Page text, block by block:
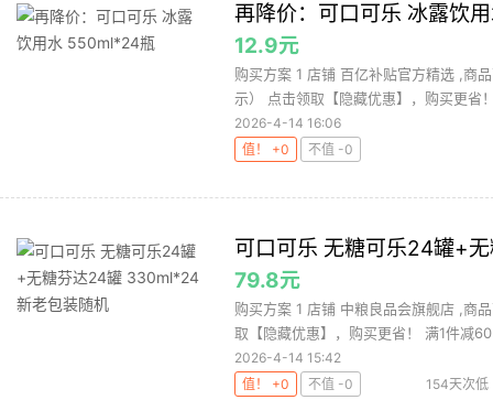
再降价：可口可乐 冰露饮
12.9元
购买方案 1 店铺 百亿补贴官方精选 ,商
示） 点击领取【隐藏优惠】，购买更省
2026-4-14 16:06
值！ +0
不值 -0
可口可乐 无糖可乐24罐+
79.8元
购买方案 1 店铺 中粮良品会旗舰店 ,商
取【隐藏优惠】，购买更省！ 满1件减
2026-4-14 15:42
值！ +0
不值 -0 154天次低